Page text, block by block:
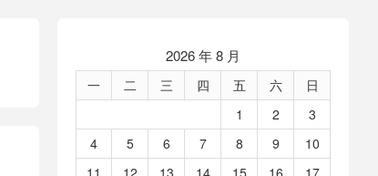
2026 年 8 月
一 二 三 四 五 六
日
1
2
3
4
5 6 7 8 9
10
11
12 13 14 15 16
17